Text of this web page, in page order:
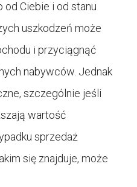
od Ciebie i od stanu
uszkodzeń może
i przyciągnąć
nabywców. Jednak
szczególnie jeśli
wartość
sprzedaż
się znajduje, może